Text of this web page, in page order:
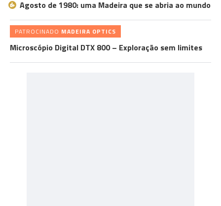
Agosto de 1980: uma Madeira que se abria ao mundo
PATROCINADO MADEIRA OPTICS
Microscópio Digital DTX 800 – Exploração sem limites